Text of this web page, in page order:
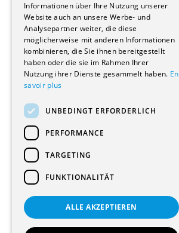
Wohnungen
Renovierungen
Innere Umbauten
Gastgewerbe und Tourismus
Verwaltungsgebäude und Geschäfte
Schuleinrichtungen
Medizinische Einrichtungen
Kultur - Sport - Freizeit
Industrie - Handwerk
Transport und Parkplätze
Diverse Bauten
Allgemeine Bedingungen
Informationen über Ihre Nutzung unserer
Website auch an unsere Werbe- und
Analysepartner weiter, die diese
möglicherweise mit anderen Informationen
kombinieren, die Sie ihnen bereitgestellt
haben oder die sie im Rahmen Ihrer
Nutzung ihrer Dienste gesammelt haben. En
savoir plus
UNBEDINGT ERFORDERLICH
PERFORMANCE
TARGETING
FUNKTIONALITÄT
ALLE AKZEPTIEREN